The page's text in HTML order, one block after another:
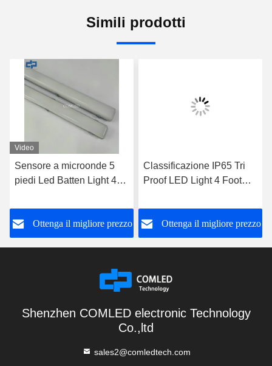
Simili prodotti
Video
Sensore a microonde 5
piedi Led Batten Light 44
Light
Ottenga il migliore prezzo
Classificazione IP65 Tri
Proof LED Light 4 Foot
LED Batten
Ottenga il migliore prezzo
Shenzhen COMLED electronic Technology
Co.,ltd
sales2@comledtech.com